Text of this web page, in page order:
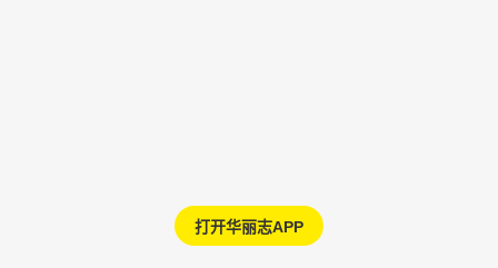
打开华丽志APP